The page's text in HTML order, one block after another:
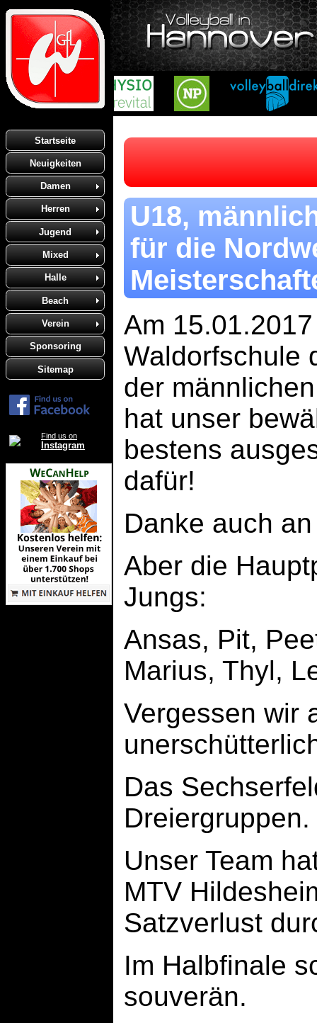
Startseite
Neuigkeiten
Damen
Herren
Jugend
Mixed
Halle
Beach
Verein
Sponsoring
Sitemap
Find us on
Instagram
U18,
für die
Am
Waldorfschule
der
hat unser
bestens
dafür!
Danke auch
Aber die
Jungs:
Ansas, Pit,
Marius, Thyl,
Vergessen wir
Das
Dreiergruppen.
Unser Team
MTV
Satzverlust
Im Halbfinale
souverän.